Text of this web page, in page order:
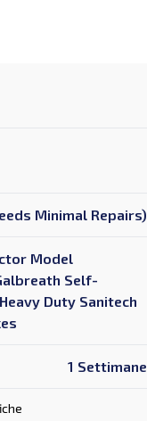
Minimal Repairs)
Model
Self-
Duty Sanitech
1 Settimane